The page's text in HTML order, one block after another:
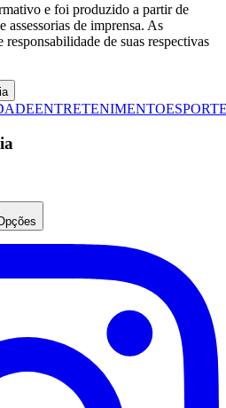
e foi produzido a partir de
assessorias de imprensa. As
de suas respectivas
ENTRETENIMENTO